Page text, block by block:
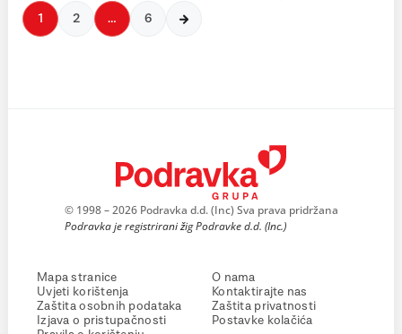
1 2 … 6
© 1998 – 2026 Podravka d.d. (Inc) Sva prava pridržana
Podravka je registrirani žig Podravke d.d. (Inc.)
Mapa stranice
Uvjeti korištenja
Zaštita osobnih podataka
Izjava o pristupačnosti
O nama
Kontaktirajte nas
Zaštita privatnosti
Postavke kolačića